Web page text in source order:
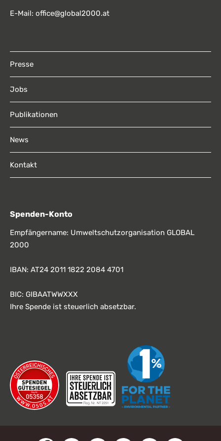
E-Mail: office@global2000.at
Presse
Jobs
Publikationen
News
Kontakt
Spenden-Konto
Empfängername: Umweltschutzorganisation GLOBAL
2000
IBAN: AT24 2011 1822 2084 4701
BIC: GIBAATWWXXX
Ihre Spende ist steuerlich absetzbar.